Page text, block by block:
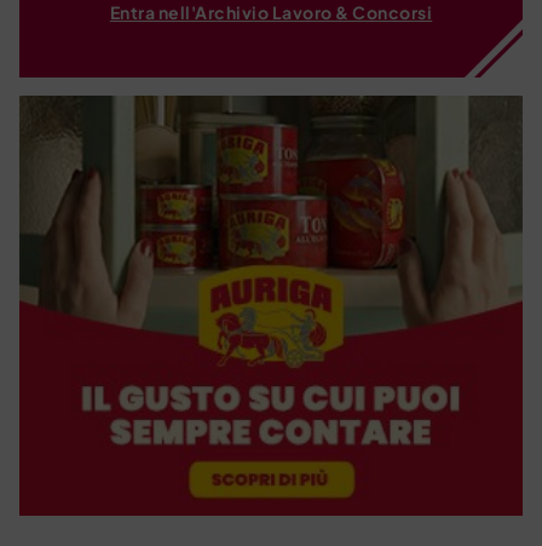
Entra nell'Archivio Lavoro & Concorsi